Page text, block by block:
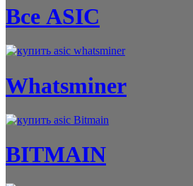
Все ASIC
Whatsminer
BITMAIN